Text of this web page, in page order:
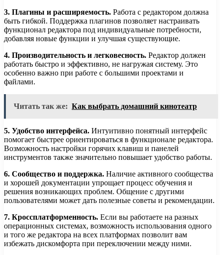
3. Плагины и расширяемость. Работа с редактором должна
быть гибкой. Поддержка плагинов позволяет настраивать
функционал редактора под индивидуальные потребности,
добавляя новые функции и улучшая существующие.
4. Производительность и легковесность. Редактор должен
работать быстро и эффективно, не нагружая систему. Это
особенно важно при работе с большими проектами и
файлами.
Читать так же: Как выбрать домашний кинотеатр
5. Удобство интерфейса. Интуитивно понятный интерфейс
помогает быстрее ориентироваться в функционале редактора.
Возможность настройки горячих клавиш и панелей
инструментов также значительно повышает удобство работы.
6. Сообщество и поддержка. Наличие активного сообщества
и хорошей документации упрощает процесс обучения и
решения возникающих проблем. Общение с другими
пользователями может дать полезные советы и рекомендации.
7. Кроссплатформенность. Если вы работаете на разных
операционных системах, возможность использования одного
и того же редактора на всех платформах позволит вам
избежать дискомфорта при переключении между ними.